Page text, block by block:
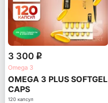
3 300 q
Omega 3
OMEGA 3 PLUS SOFTGEL
CAPS
120 капсул